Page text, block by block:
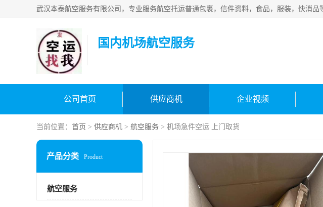
国内机场航空服务
公司首页 供应商机 企业视频
当前位置： 首页 > 供应商机 > 航空服务 > 机场急件空运 上门取货
产品分类 Product
航空服务